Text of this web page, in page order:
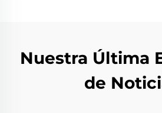
Nuestra Última
de